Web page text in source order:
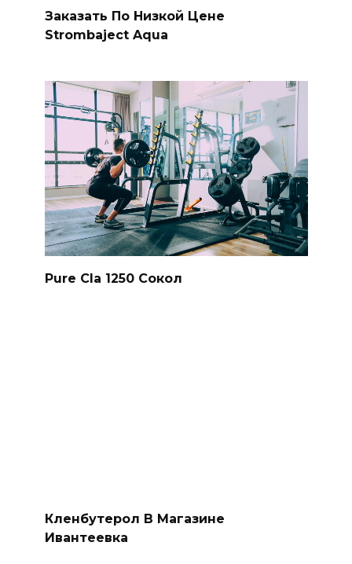
Заказать По Низкой Цене
Strombaject Aqua
Pure Cla 1250 Сокол
Как заказать?
Оплата и Доставка